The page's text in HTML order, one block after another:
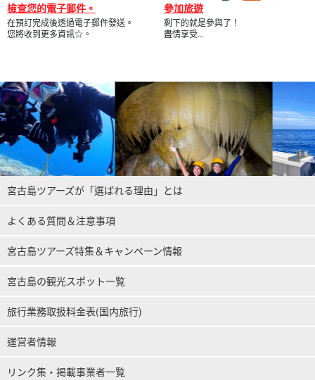
檢查您的電子郵件。
在預訂完成後透過電子郵件發送。
您將收到更多資訊☆。
參加旅遊
剩下的就是參與了！
盡情享受...
宮古島ツアーズが「選ばれる理由」とは
よくある質問＆注意事項
宮古島ツアーズ特集＆キャンペーン情報
宮古島の観光スポット一覧
旅行業務取扱料金表(国内旅行)
運営者情報
リンク集・掲載事業者一覧